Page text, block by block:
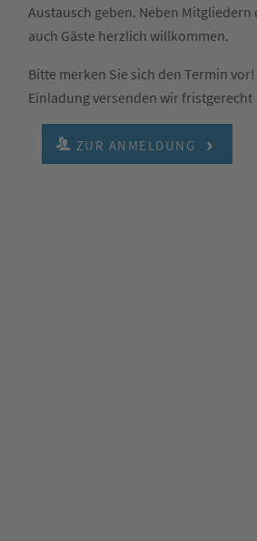
Austausch geben. Neben Mitgliedern
auch Gäste herzlich willkommen.
Bitte merken Sie sich den Termin
Einladung versenden wir fristgerecht
ZUR ANMELDUNG